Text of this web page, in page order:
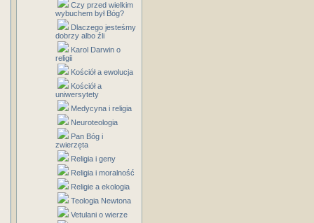
Czy przed wielkim
wybuchem był Bóg?
Dlaczego jesteśmy
dobrzy albo źli
Karol Darwin o
religii
Kościół a ewolucja
Kościół a
uniwersytety
Medycyna i religia
Neuroteologia
Pan Bóg i
zwierzęta
Religia i geny
Religia i moralność
Religie a ekologia
Teologia Newtona
Vetulani o wierze